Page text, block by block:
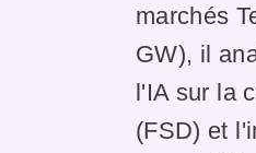
marchés
GW), il
l'IA sur la
(FSD) et